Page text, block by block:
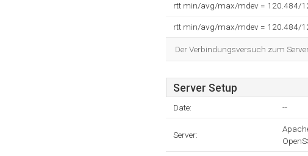
rtt min/avg/max/mdev = 120.484/
rtt min/avg/max/mdev = 120.484/
Der Verbindungsversuch zum
Server Setup
Date: --
Server: